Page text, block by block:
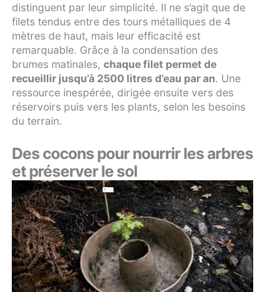
distinguent par leur simplicité. Il ne s’agit que de
filets tendus entre des tours métalliques de 4
mètres de haut, mais leur efficacité est
remarquable. Grâce à la condensation des
brumes matinales, chaque filet permet de
recueillir jusqu’à 2500 litres d’eau par an. Une
ressource inespérée, dirigée ensuite vers des
réservoirs puis vers les plants, selon les besoins
du terrain.
Des cocons pour nourrir les arbres
et préserver le sol